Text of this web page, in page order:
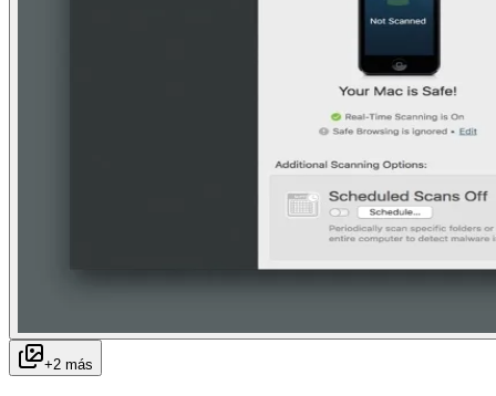
+2 más